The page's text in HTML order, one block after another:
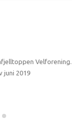
Velforening.
juni 2019